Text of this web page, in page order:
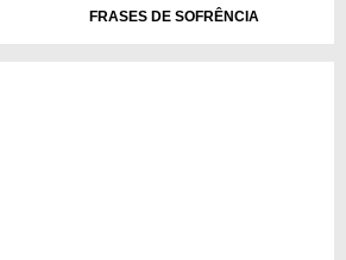
FRASES DE SOFRÊNCIA